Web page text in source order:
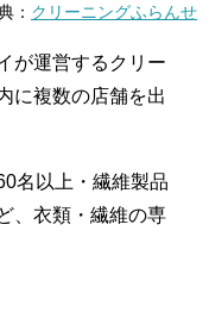
： クリーニングふらんせ
が運営するクリー
に複数の店舗を出
名以上・繊維製品
、衣類・繊維の専